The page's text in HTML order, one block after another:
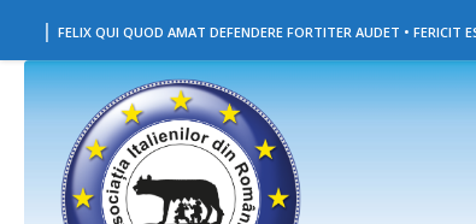
Salta al contenuto
| FELIX QUI QUOD AMAT DEFENDERE FORTITER AUDET • FERICIT